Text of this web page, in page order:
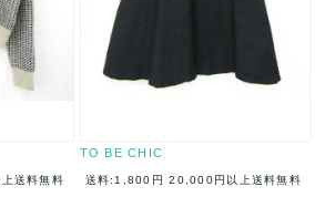
送料無料
TO BE CHIC
送料:1,800円 20,000円以上送料無料